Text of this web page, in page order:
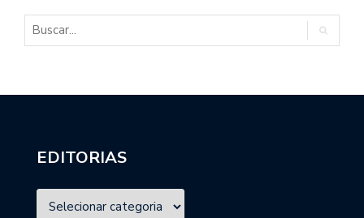
EDITORIAS